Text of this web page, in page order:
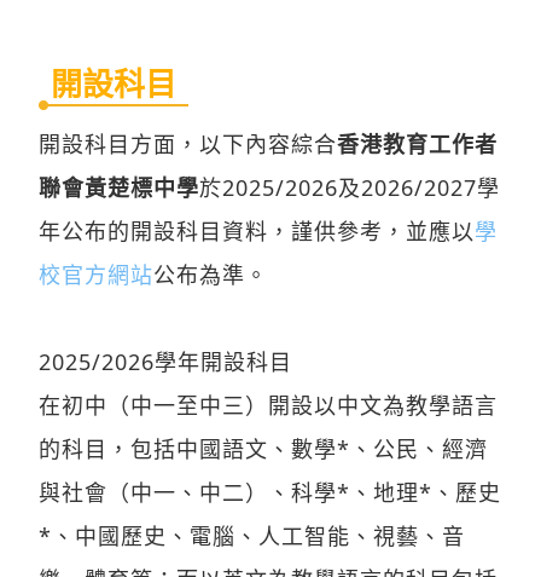
開設科目
開設科目方面，以下內容綜合香港教育工作者
聯會黃楚標中學於2025/2026及2026/2027學
年公布的開設科目資料，謹供參考，並應以學
校官方網站公布為準。
2025/2026學年開設科目
在初中（中一至中三）開設以中文為教學語言
的科目，包括中國語文、數學*、公民、經濟
與社會（中一、中二）、科學*、地理*、歷史
*、中國歷史、電腦、人工智能、視藝、音